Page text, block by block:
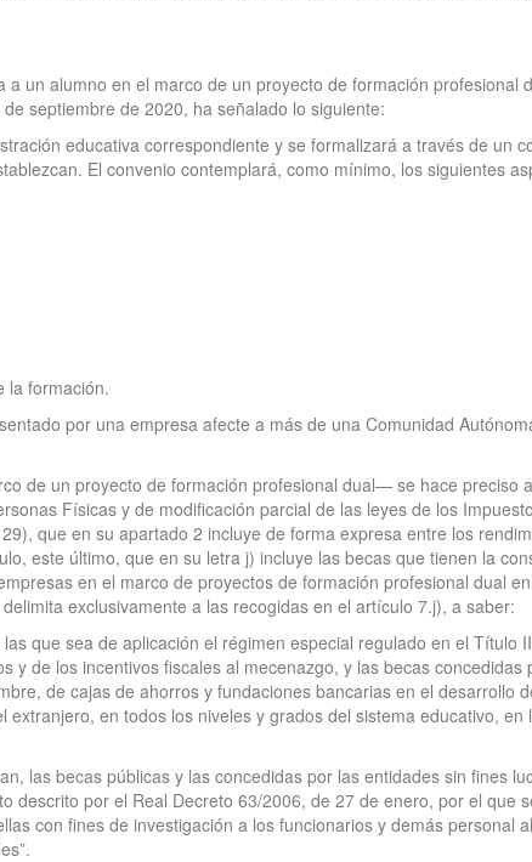
un alumno en el marco de un proyecto de formación profesional
septiembre de 2020, ha señalado lo siguiente:
educativa correspondiente y se formalizará a través de un
El convenio contemplará, como mínimo, los siguientes
la formación.
por una empresa afecte a más de una Comunidad
de un proyecto de formación profesional dual— se hace preciso
Físicas y de modificación parcial de las leyes de los
que en su apartado 2 incluye de forma expresa entre los
este último, que en su letra j) incluye las becas que tienen la
en el marco de proyectos de formación profesional dual
exclusivamente a las recogidas en el artículo 7.j), a saber:
que sea de aplicación el régimen especial regulado en el Título
de los incentivos fiscales al mecenazgo, y las becas concedidas
de cajas de ahorros y fundaciones bancarias en el desarrollo
en todos los niveles y grados del sistema educativo, en
las becas públicas y las concedidas por las entidades sin fines
por el Real Decreto 63/2006, de 27 de enero, por el que
con fines de investigación a los funcionarios y demás personal